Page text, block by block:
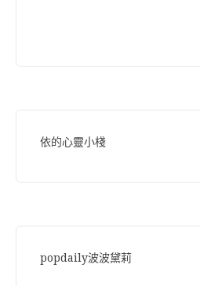
依的心靈小棧
popdaily波波黛莉